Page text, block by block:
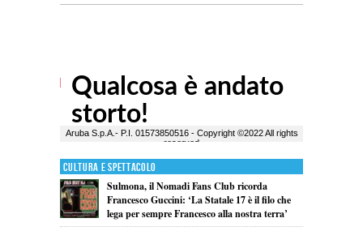
Cultura e Spettacolo
Sulmona, il Nomadi Fans Club ricorda
Francesco Guccini: ‘La Statale 17 è il filo che
lega per sempre Francesco alla nostra terra’